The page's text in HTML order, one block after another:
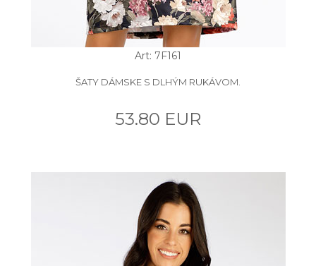
Art: 7F161
ŠATY DÁMSKE S DLHÝM RUKÁVOM.
53.80 EUR